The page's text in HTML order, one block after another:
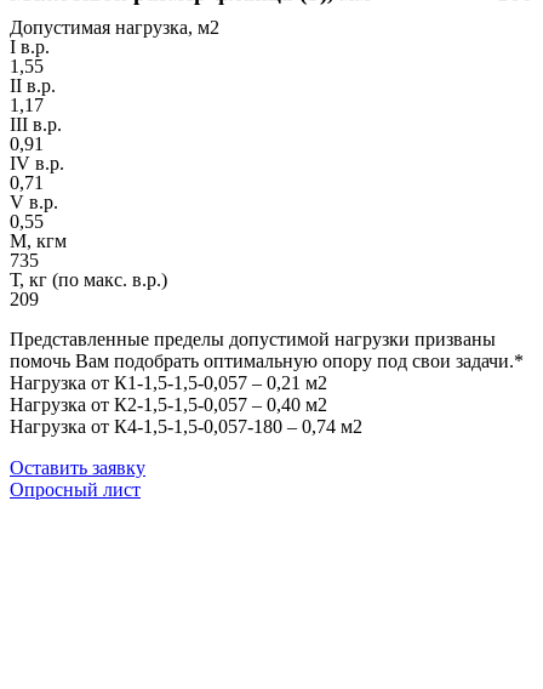
Допустимая нагрузка, м2
I в.р.
1,55
II в.р.
1,17
III в.р.
0,91
IV в.р.
0,71
V в.р.
0,55
М, кгм
735
Т, кг (по макс. в.р.)
209
Представленные пределы допустимой нагрузки призваны
помочь Вам подобрать оптимальную опору под свои задачи.*
Нагрузка от К1-1,5-1,5-0,057 – 0,21 м2
Нагрузка от К2-1,5-1,5-0,057 – 0,40 м2
Нагрузка от К4-1,5-1,5-0,057-180 – 0,74 м2
Оставить заявку
Опросный лист